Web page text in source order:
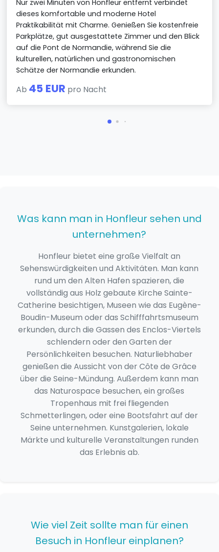
Nur zwei Minuten von Honfleur entfernt verbindet
dieses komfortable und moderne Hotel
Praktikabilität mit Charme. Genießen Sie kostenfreie
Parkplätze, gut ausgestattete Zimmer und den Blick
auf die Pont de Normandie, während Sie die
kulturellen, natürlichen und gastronomischen
Schätze der Normandie erkunden.
Ab 45 EUR pro Nacht
Was kann man in Honfleur sehen und
unternehmen?
Honfleur bietet eine große Vielfalt an
Sehenswürdigkeiten und Aktivitäten. Man kann
rund um den Alten Hafen spazieren, die
vollständig aus Holz gebaute Kirche Sainte-
Catherine besichtigen, Museen wie das Eugène-
Boudin-Museum oder das Schifffahrtsmuseum
erkunden, durch die Gassen des Enclos-Viertels
schlendern oder den Garten der
Persönlichkeiten besuchen. Naturliebhaber
genießen die Aussicht von der Côte de Grâce
über die Seine-Mündung. Außerdem kann man
das Naturospace besuchen, ein großes
Tropenhaus mit frei fliegenden
Schmetterlingen, oder eine Bootsfahrt auf der
Seine unternehmen. Kunstgalerien, lokale
Märkte und kulturelle Veranstaltungen runden
das Erlebnis ab.
Wie viel Zeit sollte man für einen
Besuch in Honfleur einplanen?